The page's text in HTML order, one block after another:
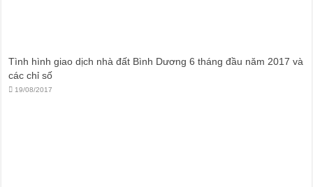
Tình hình giao dịch nhà đất Bình Dương 6 tháng đầu năm 2017 và
các chỉ số
19/08/2017